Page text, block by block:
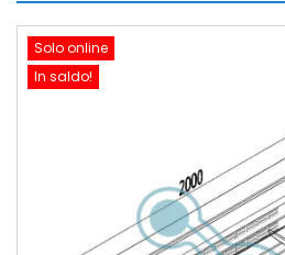
Solo online
In saldo!